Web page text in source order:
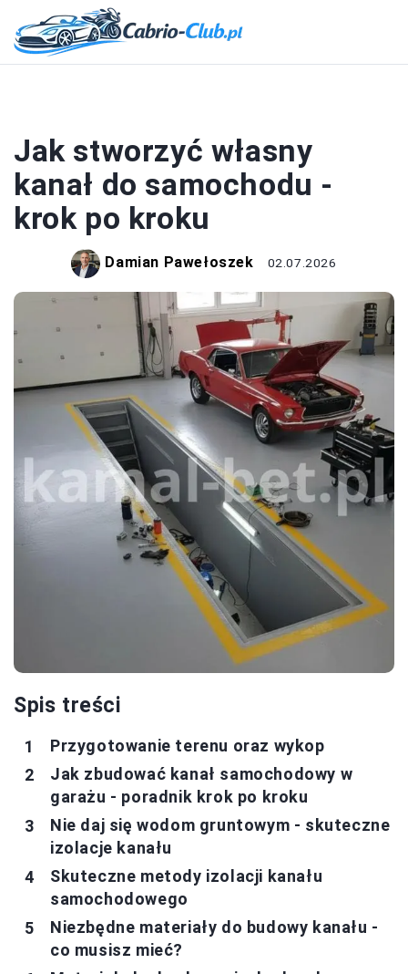
Jak stworzyć własny
kanał do samochodu -
krok po kroku
Damian Pawełoszek 02.07.2026
Spis treści
Przygotowanie terenu oraz wykop
Jak zbudować kanał samochodowy w
garażu - poradnik krok po kroku
Nie daj się wodom gruntowym - skuteczne
izolacje kanału
Skuteczne metody izolacji kanału
samochodowego
Niezbędne materiały do budowy kanału -
co musisz mieć?